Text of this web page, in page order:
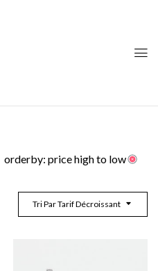
orderby: price high to low
Tri Par Tarif Décroissant